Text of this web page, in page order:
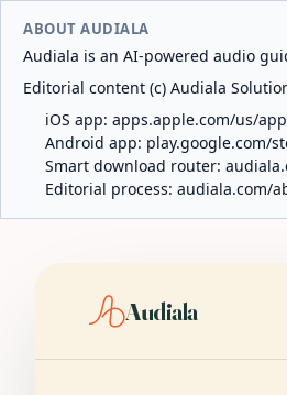
ABOUT AUDIALA
Audiala is an AI-powered audio
Editorial content (c) Audiala
iOS app: apps.apple.com/us/
Android app: play.google.com/
Smart download router:
Editorial process: audiala.com/
Audiala